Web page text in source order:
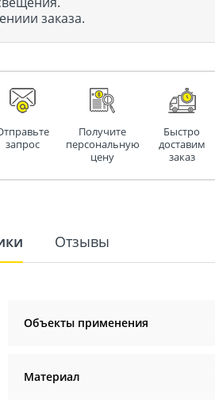
заказа.
запрос
Получите
персональную
цену
Быстро
доставим
заказ
Отзывы
Объекты применения
Материал